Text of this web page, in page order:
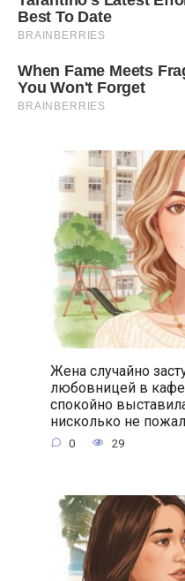
Жена случайно
любовницей в
спокойно
нисколько не
0 29